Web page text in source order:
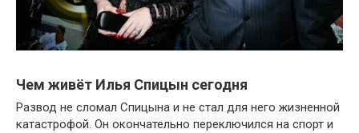
Чем живёт Илья Спицын сегодня
Развод не сломал Спицына и не стал для него жизненной
катастрофой. Он окончательно переключился на спорт и